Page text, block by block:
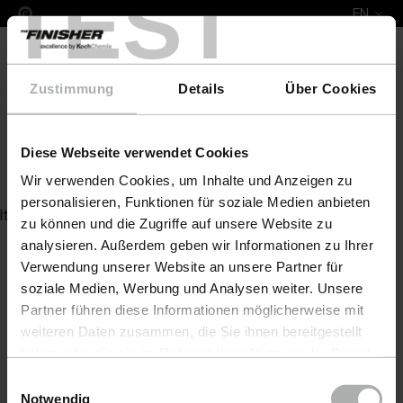
TEST
Zustimmung Details Über Cookies
Diese Webseite verwendet Cookies
Wir verwenden Cookies, um Inhalte und Anzeigen zu
personalisieren, Funktionen für soziale Medien anbieten
zu können und die Zugriffe auf unsere Website zu
analysieren. Außerdem geben wir Informationen zu Ihrer
Verwendung unserer Website an unsere Partner für
soziale Medien, Werbung und Analysen weiter. Unsere
Partner führen diese Informationen möglicherweise mit
weiteren Daten zusammen, die Sie ihnen bereitgestellt
Einstellungen zu den Cookies finden Sie unter
Notwendig
EN
Glanzwachsshampoo
Item not found